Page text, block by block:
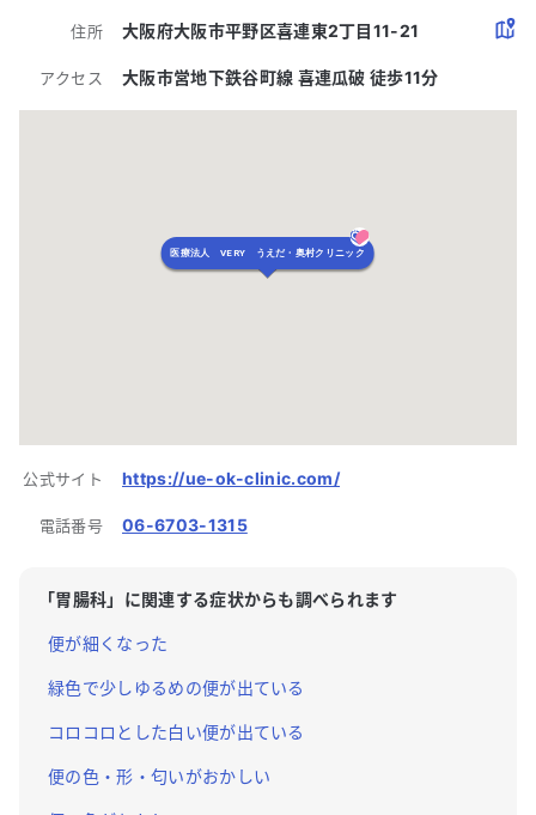
住所 大阪府大阪市平野区喜連東2丁目11-21
アクセス 大阪市営地下鉄谷町線 喜連瓜破 徒歩11分
医療法人 VERY うえだ・奥村クリニック
公式サイト https://ue-ok-clinic.com/
電話番号 06-6703-1315
「胃腸科」に関連する症状からも調べられます
便が細くなった
緑色で少しゆるめの便が出ている
コロコロとした白い便が出ている
便の色・形・匂いがおかしい